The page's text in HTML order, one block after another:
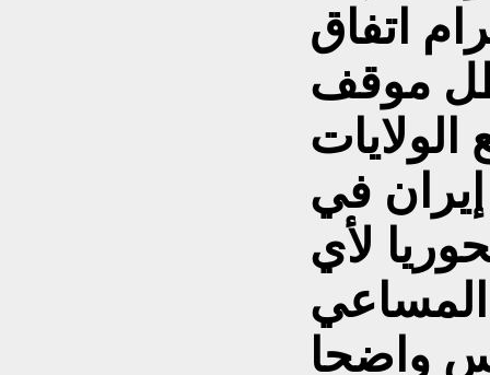
اتفاق
موقف
في
لأي
المساعي